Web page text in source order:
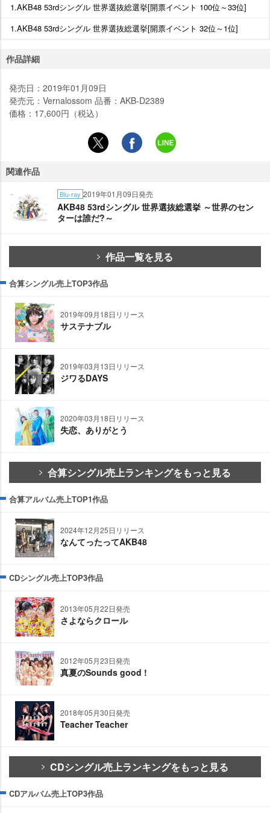
1.AKB48 53rdシングル 世界選抜総選挙[開票イベント 100位～33位]
1.AKB48 53rdシングル 世界選抜総選挙[開票イベント 32位～1位]
作品詳細
発売日：2019年01月09日
発売元：Vernalossom 品番：AKB-D2389
価格：17,600円（税込）
関連作品
Blu-ray 2019年01月09日発売
AKB48 53rdシングル 世界選抜総選挙 ～世界のセン
ターは誰だ?～
作品一覧を見る
合算シングル売上TOP3作品
2019年09月18日リリース
サステナブル
2019年03月13日リリース
ジワるDAYS
2020年03月18日リリース
失恋、ありがとう
合算シングル売上ランキングをもっと見る
合算アルバム売上TOP1作品
2024年12月25日リリース
なんてったってAKB48
CDシングル売上TOP3作品
2013年05月22日発売
さよならクロール
2012年05月23日発売
真夏のSounds good !
2018年05月30日発売
Teacher Teacher
CDシングル売上ランキングをもっと見る
CDアルバム売上TOP3作品